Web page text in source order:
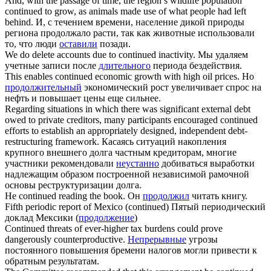
continued to grow, as animals made use of what people had left
behind. И, с течением времени, население дикой природы
региона продолжало расти, так как животные использовали
то, что люди оставили позади.
We do delete accounts due to continued inactivity. Мы удаляем
учетные записи после длительного периода бездействия.
This enables continued economic growth with high oil prices. Но
продолжительный экономический рост увеличивает спрос на
нефть и повышает цены еще сильнее.
Regarding situations in which there was significant external debt
owed to private creditors, many participants encouraged continued
efforts to establish an appropriately designed, independent debt-
restructuring framework. Касаясь ситуаций накопления
крупного внешнего долга частным кредиторам, многие
участники рекомендовали неустанно добиваться выработки
надлежащим образом построенной независимой рамочной
основы реструктуризации долга.
He continued reading the book. Он продолжил читать книгу.
Fifth periodic report of Mexico (continued) Пятый периодический
доклад Мексики (продолжение)
Continued threats of ever-higher tax burdens could prove
dangerously counterproductive. Непрерывные угрозы
постоянного повышения бремени налогов могли привести к
обратным результатам.